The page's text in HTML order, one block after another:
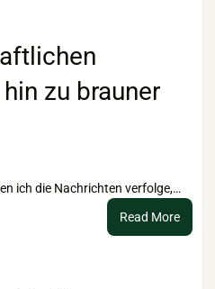
zu brauner
ich die Nachrichten verfolge,…
Read More:
Vom